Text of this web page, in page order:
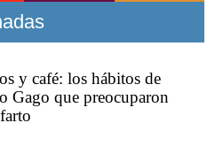
y café: los hábitos de
Gago que preocuparon